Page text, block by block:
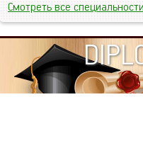
Смотреть все специальности